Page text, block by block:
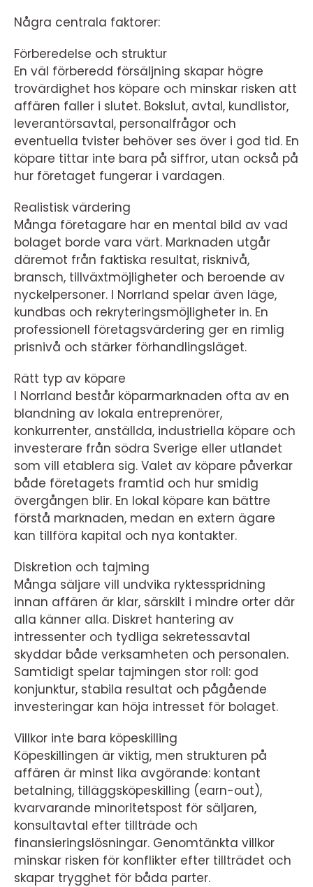
Några centrala faktorer:
Förberedelse och struktur
En väl förberedd försäljning skapar högre
trovärdighet hos köpare och minskar risken att
affären faller i slutet. Bokslut, avtal, kundlistor,
leverantörsavtal, personalfrågor och
eventuella tvister behöver ses över i god tid. En
köpare tittar inte bara på siffror, utan också på
hur företaget fungerar i vardagen.
Realistisk värdering
Många företagare har en mental bild av vad
bolaget borde vara värt. Marknaden utgår
däremot från faktiska resultat, risknivå,
bransch, tillväxtmöjligheter och beroende av
nyckelpersoner. I Norrland spelar även läge,
kundbas och rekryteringsmöjligheter in. En
professionell företagsvärdering ger en rimlig
prisnivå och stärker förhandlingsläget.
Rätt typ av köpare
I Norrland består köparmarknaden ofta av en
blandning av lokala entreprenörer,
konkurrenter, anställda, industriella köpare och
investerare från södra Sverige eller utlandet
som vill etablera sig. Valet av köpare påverkar
både företagets framtid och hur smidig
övergången blir. En lokal köpare kan bättre
förstå marknaden, medan en extern ägare
kan tillföra kapital och nya kontakter.
Diskretion och tajming
Många säljare vill undvika ryktesspridning
innan affären är klar, särskilt i mindre orter där
alla känner alla. Diskret hantering av
intressenter och tydliga sekretessavtal
skyddar både verksamheten och personalen.
Samtidigt spelar tajmingen stor roll: god
konjunktur, stabila resultat och pågående
investeringar kan höja intresset för bolaget.
Villkor inte bara köpeskilling
Köpeskillingen är viktig, men strukturen på
affären är minst lika avgörande: kontant
betalning, tilläggsköpeskilling (earn-out),
kvarvarande minoritetspost för säljaren,
konsultavtal efter tillträde och
finansieringslösningar. Genomtänkta villkor
minskar risken för konflikter efter tillträdet och
skapar trygghet för båda parter.